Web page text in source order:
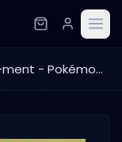
Re-ment - Pokémon - Fluffy Swing Ornament